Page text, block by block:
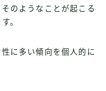
のようなことが起こる
。
に多い傾向を個人的に